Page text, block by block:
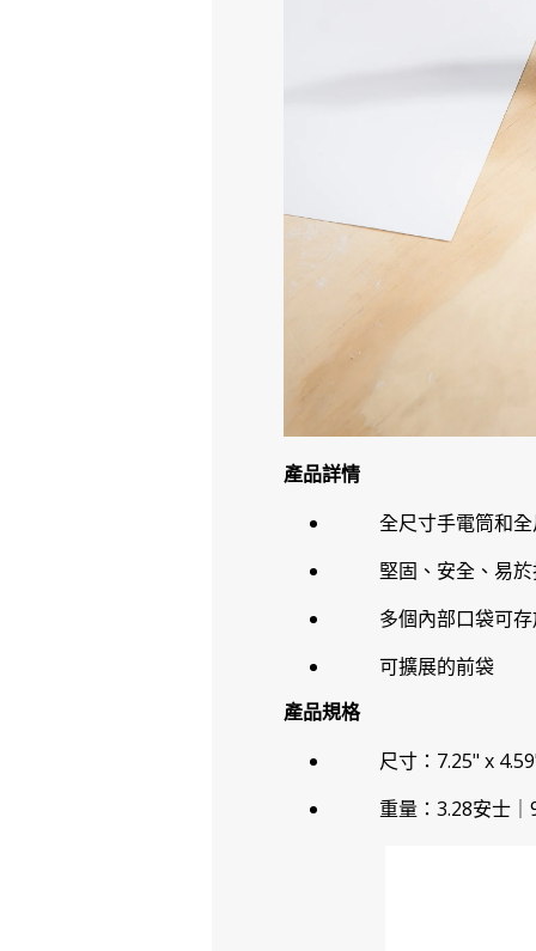
產品詳情
全尺寸手電筒和
堅固、安全、易
多個內部口袋可
可擴展的前袋
產品規格
尺寸：7.25" x
重量：3.28安士｜